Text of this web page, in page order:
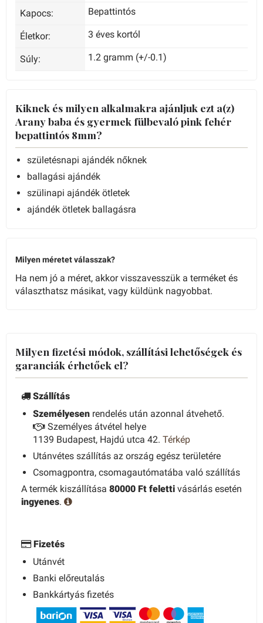
Kapocs: Bepattintós
Életkor: 3 éves kortól
Súly: 1.2 gramm (+/-0.1)
Kiknek és milyen alkalmakra ajánljuk ezt a(z)
Arany baba és gyermek fülbevaló pink fehér
bepattintós 8mm?
születésnapi ajándék nőknek
ballagási ajándék
szülinapi ajándék ötletek
ajándék ötletek ballagásra
Milyen méretet válasszak?
Ha nem jó a méret, akkor visszavesszük a terméket és
választhatsz másikat, vagy küldünk nagyobbat.
Milyen fizetési módok, szállítási lehetőségek és
garanciák érhetőek el?
Szállítás
Személyesen rendelés után azonnal átvehető.
Személyes átvétel helye
1139 Budapest, Hajdú utca 42. Térkép
Utánvétes szállítás az ország egész területére
Csomagpontra, csomagautómatába való szállítás
A termék kiszállítása 80000 Ft feletti vásárlás esetén
ingyenes.
Fizetés
Utánvét
Banki előreutalás
Bankkártyás fizetés